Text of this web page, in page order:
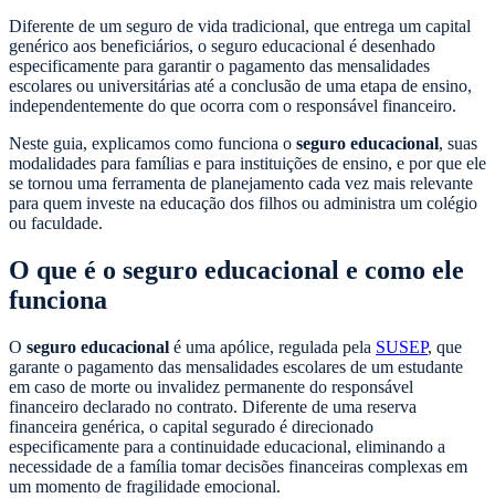
Diferente de um seguro de vida tradicional, que entrega um capital
genérico aos beneficiários, o seguro educacional é desenhado
especificamente para garantir o pagamento das mensalidades
escolares ou universitárias até a conclusão de uma etapa de ensino,
independentemente do que ocorra com o responsável financeiro.
Neste guia, explicamos como funciona o seguro educacional, suas
modalidades para famílias e para instituições de ensino, e por que ele
se tornou uma ferramenta de planejamento cada vez mais relevante
para quem investe na educação dos filhos ou administra um colégio
ou faculdade.
O que é o seguro educacional e como ele
funciona
O seguro educacional é uma apólice, regulada pela SUSEP, que
garante o pagamento das mensalidades escolares de um estudante
em caso de morte ou invalidez permanente do responsável
financeiro declarado no contrato. Diferente de uma reserva
financeira genérica, o capital segurado é direcionado
especificamente para a continuidade educacional, eliminando a
necessidade de a família tomar decisões financeiras complexas em
um momento de fragilidade emocional.